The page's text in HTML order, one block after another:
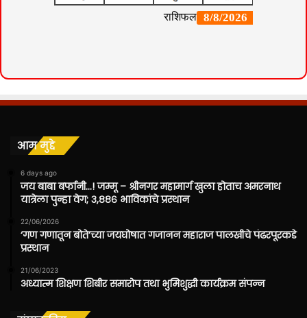
आम मुद्दे
6 days ago
जय बाबा बर्फानी…! जम्मू – श्रीनगर महामार्ग खुला होताच अमरनाथ
यात्रेला पुन्हा वेग; ३,८८६ भाविकांचे प्रस्थान
22/06/2026
‘गण गणातून बोते’च्या जयघोषात गजानन महाराज पालखीचे पंढरपूरकडे
प्रस्थान
21/06/2023
अध्यात्म शिक्षण शिबीर समारोप तथा भुमिशुद्धी कार्यक्रम संपन्न